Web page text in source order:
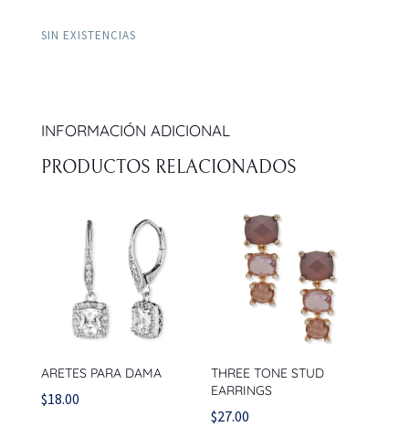
SIN EXISTENCIAS
INFORMACIÓN ADICIONAL
PRODUCTOS RELACIONADOS
ARETES PARA DAMA
$18.00
THREE TONE STUD
EARRINGS
$27.00